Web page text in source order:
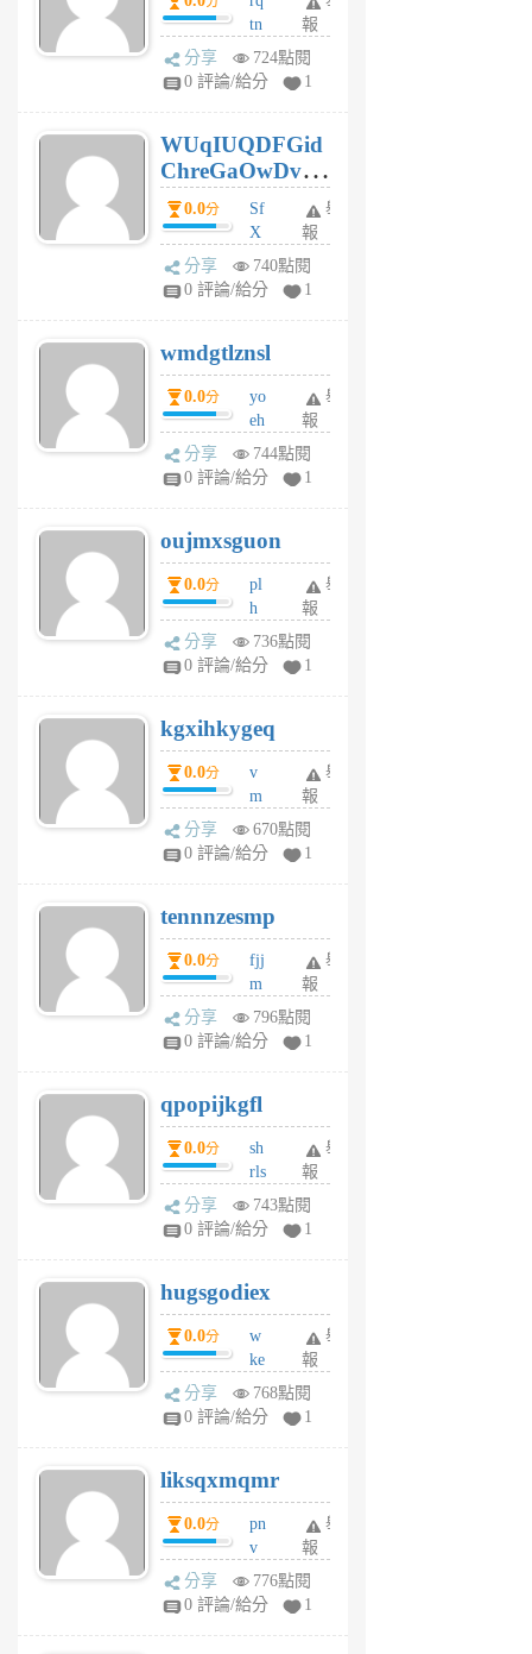
tn
jt
gl
個
月
前
報
分享
724點閱
0 評論/給分
1
WUqIUQDFGid
ChreGaOwDv
dY0.0分
Sf
X
Pe
Jc
R
P
m
v
A
V
個
月
前
舉
報
分享
740點閱
0 評論/給分
1
wmdgtlznsl
0.0分
yo
eh
ld
gy
個
月
前
舉
報
分享
744點閱
0 評論/給分
1
oujmxsguon
0.0分
pl
h
wi
w
6
個
月
前
舉
報
分享
736點閱
0 評論/給分
1
kgxihkygeq
0.0分
v
m
sg
sr
6
個
月
前
舉
報
分享
670點閱
0 評論/給分
1
tennnzesmp
0.0分
fjj
m
w
rs
6
個
月
前
舉
報
分享
796點閱
0 評論/給分
1
qpopijkgfl
0.0分
sh
rls
k
m
6
個
月
前
舉
報
分享
743點閱
0 評論/給分
1
hugsgodiex
0.0分
w
ke
rv
pj
6
個
月
前
舉
報
分享
768點閱
0 評論/給分
1
liksqxmqmr
0.0分
pn
v
wt
sv
舉
報
分享
776點閱
0 評論/給分
1